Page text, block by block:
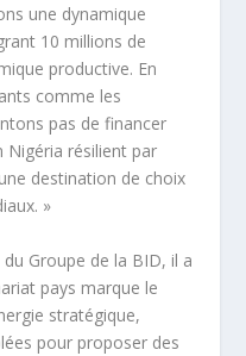
une dynamique
10 millions de
productive. En
comme les
pas de financer
Nigéria résilient par
destination de choix
»
Groupe de la BID, il a
pays marque le
stratégique,
pour proposer des